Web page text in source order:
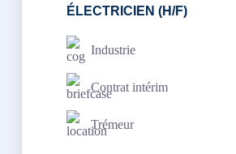
ÉLECTRICIEN (H/F)
Industrie
Contrat intérim
Trémeur